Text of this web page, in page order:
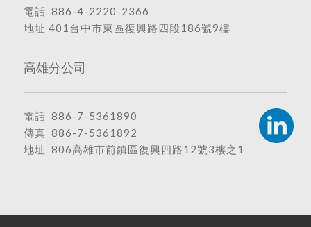
電話 886-4-2220-2366
地址 401台中市東區復興路四段186號9樓
高雄分公司
電話 886-7-5361890
傳真 886-7-5361892
地址 806高雄市前鎮區復興四路12號3樓之1